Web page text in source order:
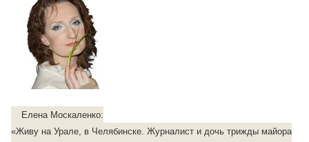
Елена Москаленко:
«Живу на Урале, в Челябинске. Журналист и дочь трижды майора